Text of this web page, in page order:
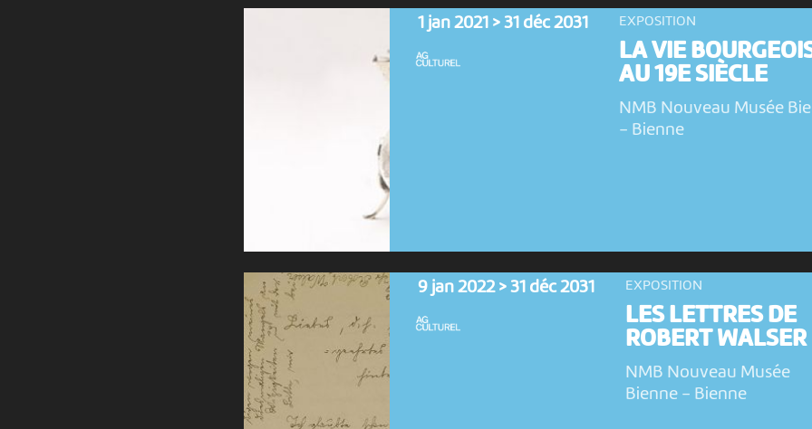
1 jan 2021 > 31 déc 2031 EXPOSITION
LA VIE
AU 19E SIÈCLE
NMB Nouveau Musée
- Bienne
9 jan 2022 > 31 déc 2031 EXPOSITION
LES LETTRES DE
ROBERT WALSER
NMB Nouveau Musée
Bienne - Bienne